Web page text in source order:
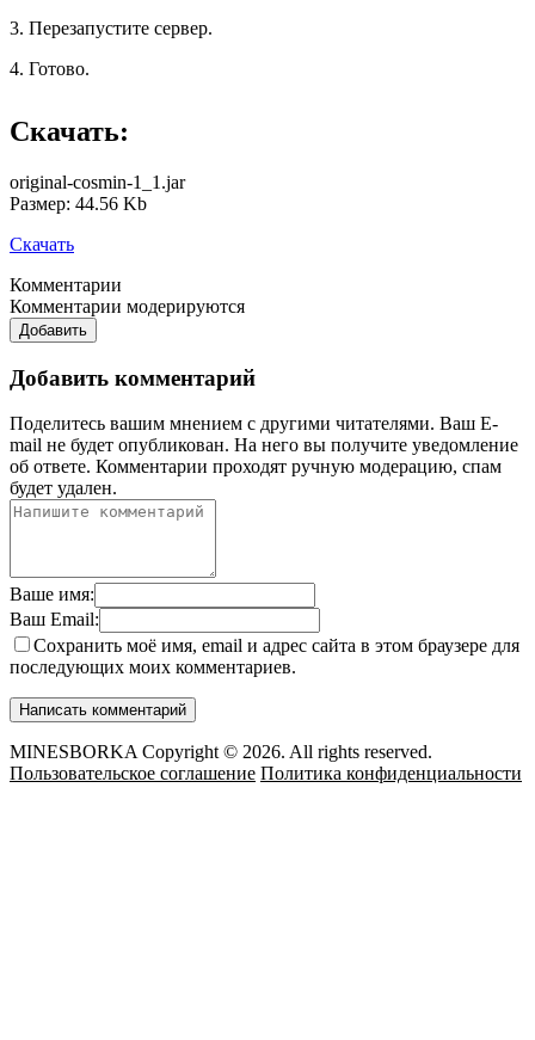
3. Перезапустите сервер.
4. Готово.
Скачать:
original-cosmin-1_1.jar
Размер: 44.56 Kb
Скачать
Комментарии
Комментарии модерируются
Добавить
Добавить комментарий
Поделитесь вашим мнением с другими читателями. Ваш E-
mail не будет опубликован. На него вы получите уведомление
об ответе. Комментарии проходят ручную модерацию, спам
будет удален.
Ваше имя:
Ваш Email:
Сохранить моё имя, email и адрес сайта в этом браузере для
последующих моих комментариев.
MINESBORKA Copyright © 2026. All rights reserved.
Пользовательское соглашение Политика конфиденциальности